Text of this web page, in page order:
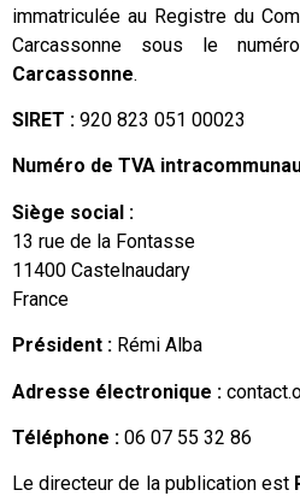
immatriculée au Registre du
Carcassonne sous le
Carcassonne.
SIRET : 920 823 051 00023
Numéro de TVA
Siège social :
13 rue de la Fontasse
11400 Castelnaudary
France
Président : Rémi Alba
Adresse électronique :
Téléphone : 06 07 55 32 86
Le directeur de la publication est